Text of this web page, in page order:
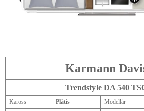
Karmann
Trendstyle DA 540
Kaross Plåtis Modellår